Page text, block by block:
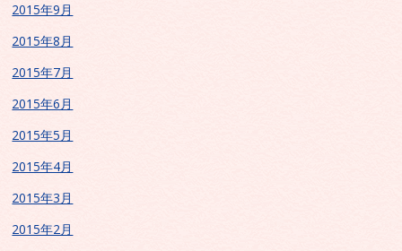
2015年9月
2015年8月
2015年7月
2015年6月
2015年5月
2015年4月
2015年3月
2015年2月